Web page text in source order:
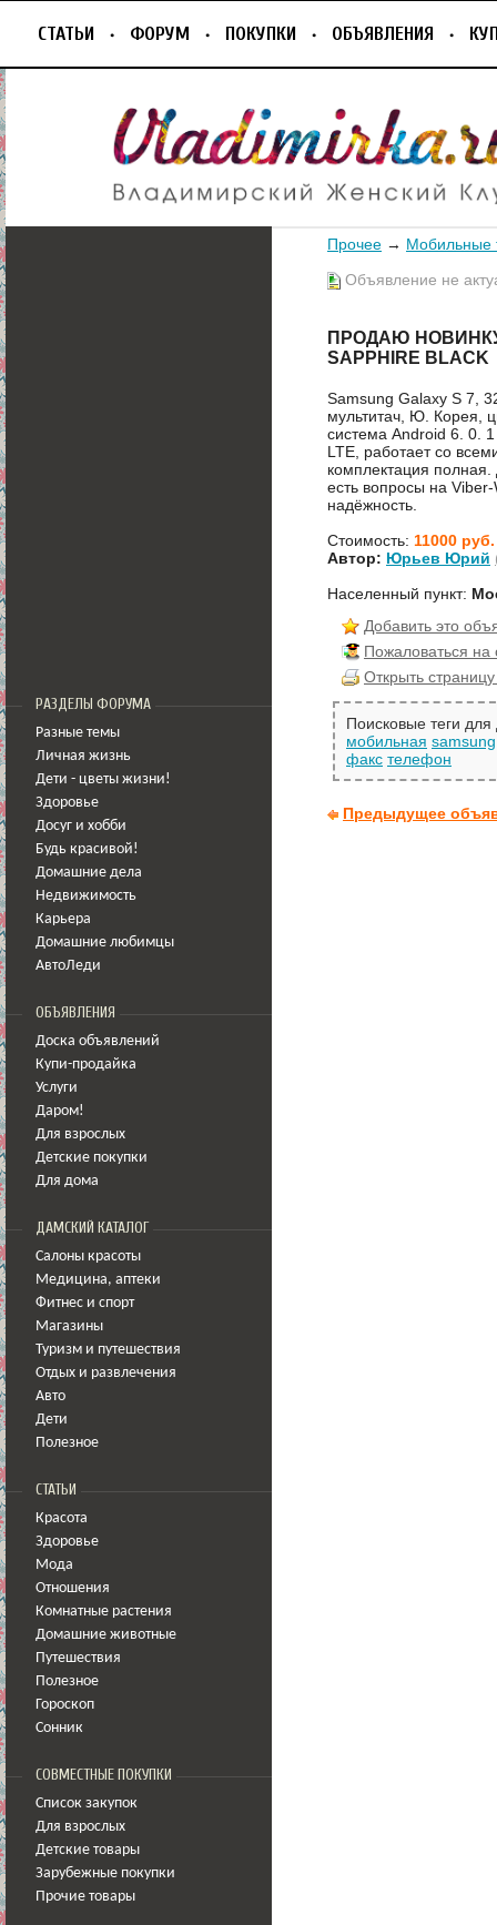
СТАТЬИ ФОРУМ ПОКУПКИ ОБЪЯВЛЕНИЯ
РАЗДЕЛЫ ФОРУМА
Разные темы
Личная жизнь
Дети - цветы жизни!
Здоровье
Досуг и хобби
Будь красивой!
Домашние дела
Недвижимость
Карьера
Домашние любимцы
АвтоЛеди
ОБЪЯВЛЕНИЯ
Доска объявлений
Купи-продайка
Услуги
Даром!
Для взрослых
Детские покупки
Для дома
ДАМСКИЙ КАТАЛОГ
Салоны красоты
Медицина, аптеки
Фитнес и спорт
Магазины
Туризм и путешествия
Отдых и развлечения
Авто
Дети
Полезное
СТАТЬИ
Красота
Здоровье
Мода
Отношения
Комнатные растения
Домашние животные
Путешествия
Полезное
Гороскоп
Сонник
СОВМЕСТНЫЕ ПОКУПКИ
Список закупок
Для взрослых
Детские товары
Зарубежные покупки
Прочие товары
Прочее → Мобильные
Объявление не
ПРОДАЮ НОВИНКУ
SAPPHIRE BLACK
Samsung Galaxy S 7,
мультитач, Ю. Корея,
система Android 6. 0.
LTE, работает со
комплектация
есть вопросы на
надёжность.
Стоимость: 11000 руб.
Автор: Юрьев Юрий
Населенный пункт:
Добавить это
Пожаловаться
Открыть
Поисковые теги
мобильная samsung
факс телефон
Предыдущее